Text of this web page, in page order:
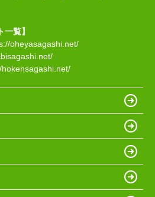
覧】
oheyasagashi.net/
hokensagashi.net/